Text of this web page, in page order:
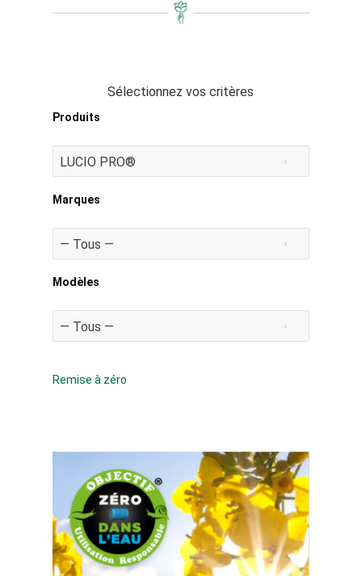
Sélectionnez vos critères
Produits
Marques
Modèles
Remise à zéro